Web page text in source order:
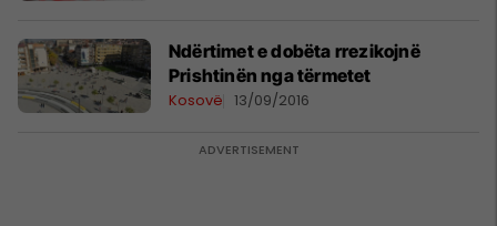
Ndërtimet e dobëta rrezikojnë
Prishtinën nga tërmetet
Kosovë 13/09/2016